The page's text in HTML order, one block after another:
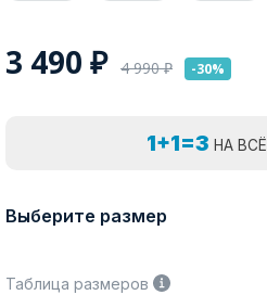
3 490 ₽ 4 990₽ -30%
1+1=3 НА ВСЁ
Выберите размер
Таблица размеров